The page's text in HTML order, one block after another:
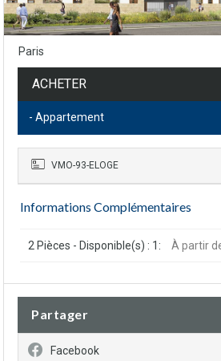
Paris
ACHETER
- Appartement
VMO-93-ELOGE
Informations Complémentaires
2 Pièces - Disponible(s) : 1: À partir
Partager
Facebook